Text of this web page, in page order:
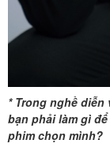
* Trong nghề
bạn phải làm gì
phim chọn mình?